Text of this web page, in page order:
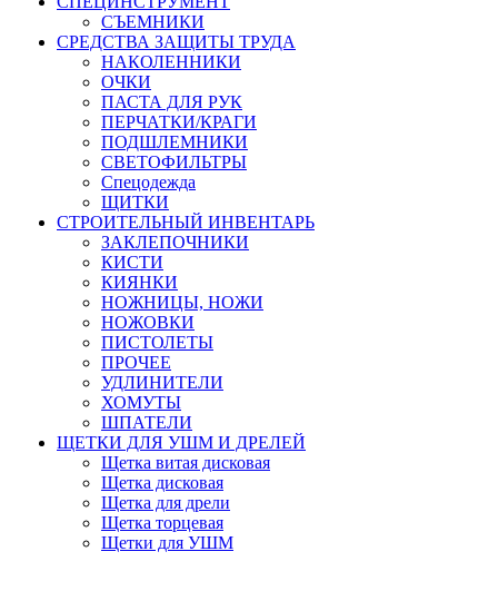
СЪЕМНИКИ
СРЕДСТВА ЗАЩИТЫ ТРУДА
НАКОЛЕННИКИ
ОЧКИ
ПАСТА ДЛЯ РУК
ПЕРЧАТКИ/КРАГИ
ПОДШЛЕМНИКИ
СВЕТОФИЛЬТРЫ
Спецодежда
ЩИТКИ
СТРОИТЕЛЬНЫЙ ИНВЕНТАРЬ
ЗАКЛЕПОЧНИКИ
КИСТИ
КИЯНКИ
НОЖНИЦЫ, НОЖИ
НОЖОВКИ
ПИСТОЛЕТЫ
ПРОЧЕЕ
УДЛИНИТЕЛИ
ХОМУТЫ
ШПАТЕЛИ
ЩЕТКИ ДЛЯ УШМ И ДРЕЛЕЙ
Щетка витая дисковая
Щетка дисковая
Щетка для дрели
Щетка торцевая
Щетки для УШМ